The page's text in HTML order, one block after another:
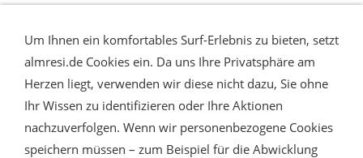
Um Ihnen ein komfortables Surf-Erlebnis zu bieten, setzt
almresi.de Cookies ein. Da uns Ihre Privatsphäre am
Herzen liegt, verwenden wir diese nicht dazu, Sie ohne
Ihr Wissen zu identifizieren oder Ihre Aktionen
nachzuverfolgen. Wenn wir personenbezogene Cookies
speichern müssen – zum Beispiel für die Abwicklung